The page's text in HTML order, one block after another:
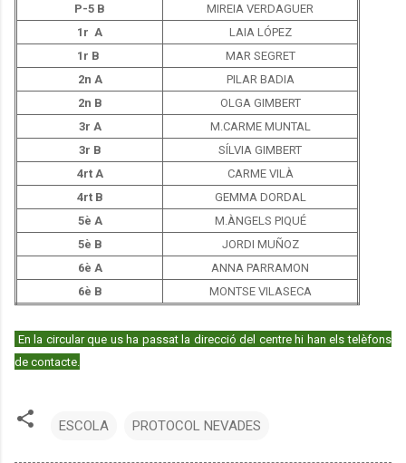
P-5 B
MIREIA VERDAGUER
1r A
LAIA LÓPEZ
1r B
MAR SEGRET
2n A
PILAR BADIA
2n B
OLGA GIMBERT
3r A
M.CARME MUNTAL
3r B
SÍLVIA GIMBERT
4rt A
CARME VILÀ
4rt B
GEMMA DORDAL
5è A
M.ÀNGELS PIQUÉ
5è B
JORDI MUÑOZ
6è A
ANNA PARRAMON
6è B
MONTSE VILASECA
En la circular que us ha passat la direcció del centre hi han els telèfons
de contacte.
ESCOLA PROTOCOL NEVADES